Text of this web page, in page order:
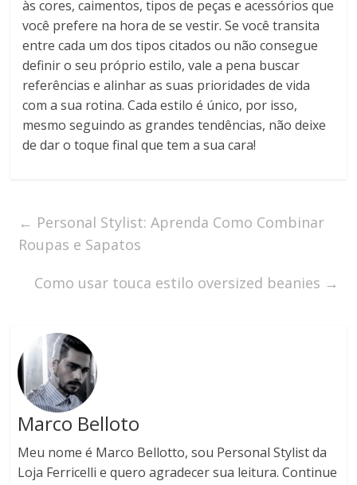
às cores, caimentos, tipos de peças e acessórios que
você prefere na hora de se vestir. Se você transita
entre cada um dos tipos citados ou não consegue
definir o seu próprio estilo, vale a pena buscar
referências e alinhar as suas prioridades de vida
com a sua rotina. Cada estilo é único, por isso,
mesmo seguindo as grandes tendências, não deixe
de dar o toque final que tem a sua cara!
← Personal Stylist: Aprenda Como Combinar
Roupas e Sapatos
Como usar touca estilo oversized beanies →
Marco Belloto
Meu nome é Marco Bellotto, sou Personal Stylist da
Loja Ferricelli e quero agradecer sua leitura. Continue